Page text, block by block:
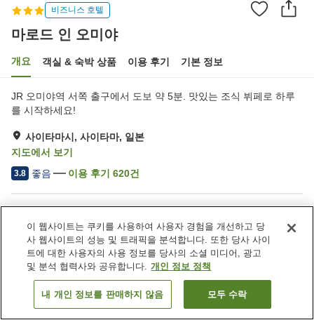
비즈니스 호텔
마로드 인 오미야
개요 객실 & 숙박 상품 이용 후기 기본 정보
JR 오미야역 서쪽 출구에서 도보 약 5분. 맛있는 조식 뷔페로 하루
를 시작하세요!
사이타마시, 사이타마, 일본
지도에서 보기
3.8 좋음 이용 후기 620건
주차장
레스토랑
자동판매기
회의실
객실 보기
이 웹사이트는 쿠키를 사용하여 사용자 경험을 개선하고 당
사 웹사이트의 성능 및 트래픽을 분석합니다. 또한 당사 사이
트에 대한 사용자의 사용 정보를 당사의 소셜 미디어, 광고
및 분석 협력사와 공유합니다. 개인 정보 정책
내 개인 정보를 판매하지 않음 모두 수락